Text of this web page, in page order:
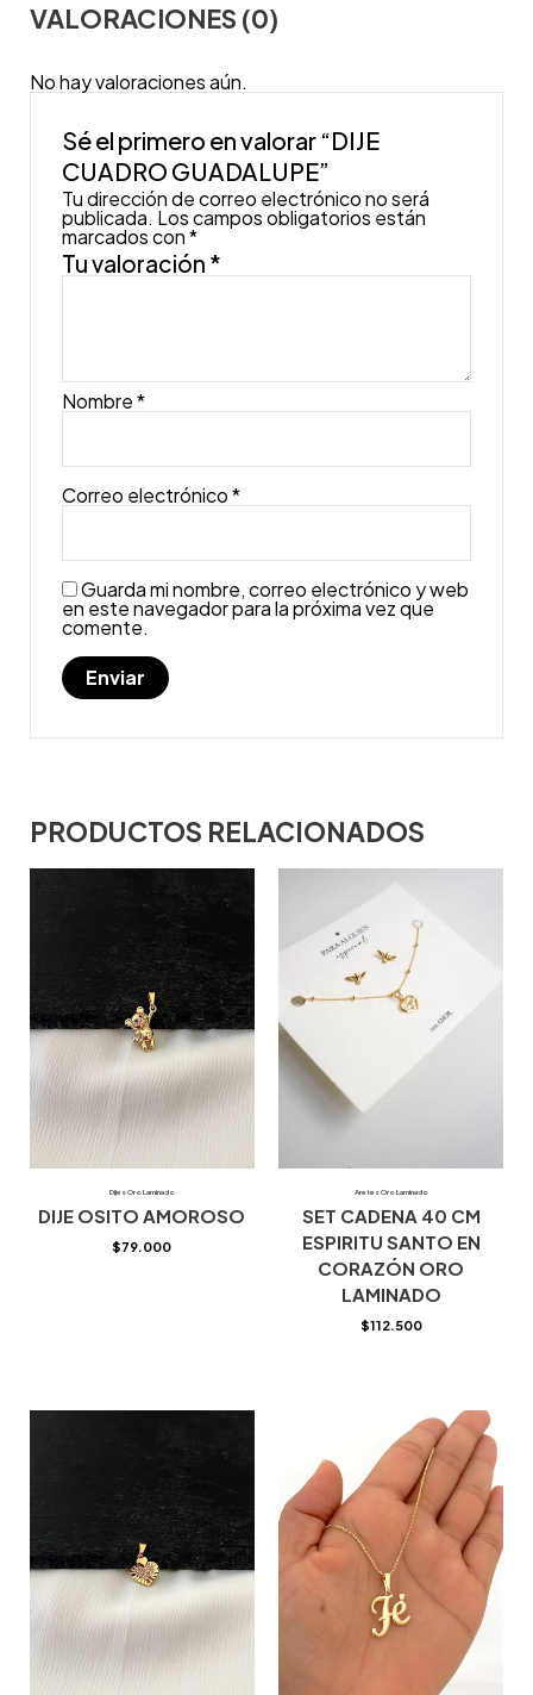
VALORACIONES (0)
No hay valoraciones aún.
Sé el primero en valorar “DIJE
CUADRO GUADALUPE”
Tu dirección de correo electrónico no será
publicada. Los campos obligatorios están
marcados con*
Tu valoración *
Nombre*
Correo electrónico*
Guarda mi nombre, correo electrónico y web
en este navegador para la próxima vez que
comente.
PRODUCTOS RELACIONADOS
Dijes Oro Laminado
DIJE OSITO AMOROSO
$79.000
Aretes Oro Laminado
SET CADENA 40 CM
ESPIRITU SANTO EN
CORAZÓN ORO
LAMINADO
$112.500